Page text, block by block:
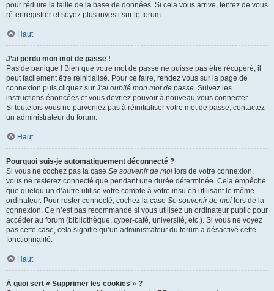
pour réduire la taille de la base de données. Si cela vous arrive, tentez de vous
ré-enregistrer et soyez plus investi sur le forum.
Haut
J’ai perdu mon mot de passe !
Pas de panique ! Bien que votre mot de passe ne puisse pas être récupéré, il
peut facilement être réinitialisé. Pour ce faire, rendez vous sur la page de
connexion puis cliquez sur J’ai oublié mon mot de passe. Suivez les
instructions énoncées et vous devriez pouvoir à nouveau vous connecter.
Si toutefois vous ne parveniez pas à réinitialiser votre mot de passe, contactez
un administrateur du forum.
Haut
Pourquoi suis-je automatiquement déconnecté ?
Si vous ne cochez pas la case Se souvenir de moi lors de votre connexion,
vous ne resterez connecté que pendant une durée déterminée. Cela empêche
que quelqu’un d’autre utilise votre compte à votre insu en utilisant le même
ordinateur. Pour rester connecté, cochez la case Se souvenir de moi lors de la
connexion. Ce n’est pas recommandé si vous utilisez un ordinateur public pour
accéder au forum (bibliothèque, cyber-café, université, etc.). Si vous ne voyez
pas cette case, cela signifie qu’un administrateur du forum a désactivé cette
fonctionnalité.
Haut
À quoi sert « Supprimer les cookies » ?